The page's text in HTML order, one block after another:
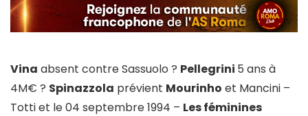
Vina absent contre Sassuolo ? Pellegrini 5 ans à
4M€ ? Spinazzola prévient Mourinho et Mancini –
Totti et le 04 septembre 1994 – Les féminines